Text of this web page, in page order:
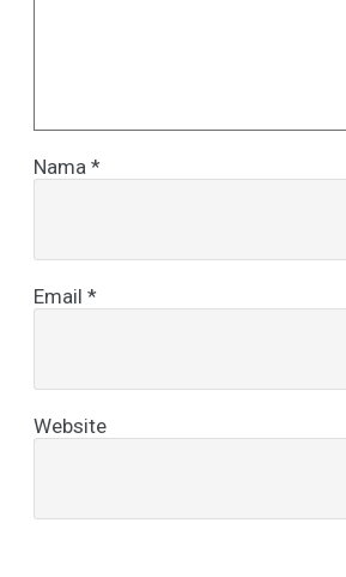
Nama *
Email *
Website